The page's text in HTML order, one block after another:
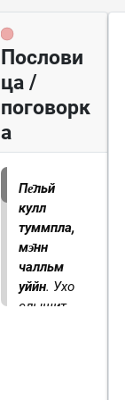
Послови
ца /
поговорк
а
Пе̄льй
кулл
туммпла,
мэ̄нн
чалльм
уййн. Ухо
слышит